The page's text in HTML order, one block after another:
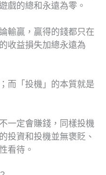
戲的總和永遠為零。
輸贏，贏得的錢都只在
收益損失加總永遠為
而「投機」的本質就是
一定會賺錢，同樣投機
投資和投機並無褒貶、
看待。